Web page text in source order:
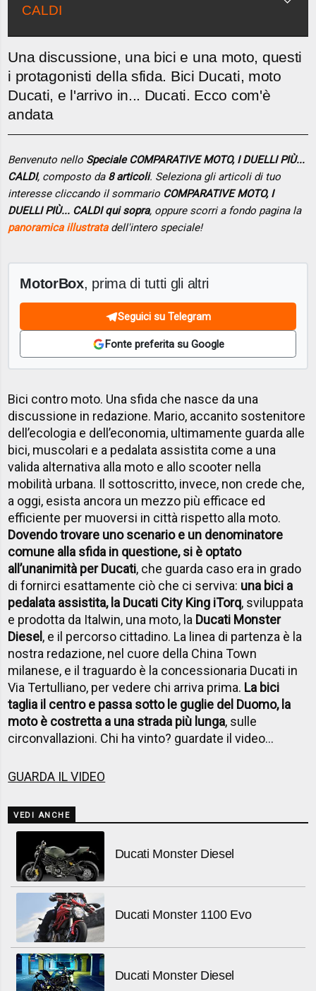
CALDI
Una discussione, una bici e una moto, questi
i protagonisti della sfida. Bici Ducati, moto
Ducati, e l'arrivo in... Ducati. Ecco com'è
andata
Benvenuto nello Speciale COMPARATIVE MOTO, I DUELLI PIÙ...
CALDI, composto da 8 articoli. Seleziona gli articoli di tuo
interesse cliccando il sommario COMPARATIVE MOTO, I
DUELLI PIÙ... CALDI qui sopra, oppure scorri a fondo pagina la
panoramica illustratadell'intero speciale!
MotorBox, prima di tutti gli altri
Seguici su Telegram
Fonte preferita su Google
Bici contro moto. Una sfida che nasce da una
discussione in redazione. Mario, accanito sostenitore
dell’ecologia e dell’economia, ultimamente guarda alle
bici, muscolari e a pedalata assistita come a una
valida alternativa alla moto e allo scooter nella
mobilità urbana. Il sottoscritto, invece, non crede che,
a oggi, esista ancora un mezzo più efficace ed
efficiente per muoversi in città rispetto alla moto.
Dovendo trovare uno scenario e un denominatore
comune alla sfida in questione, si è optato
all’unanimità per Ducati, che guarda caso era in grado
di fornirci esattamente ciò che ci serviva: una bici a
pedalata assistita, la Ducati City King iTorq, sviluppata
e prodotta da Italwin, una moto, la Ducati Monster
Diesel , e il percorso cittadino. La linea di partenza è la
nostra redazione, nel cuore della China Town
milanese, e il traguardo è la concessionaria Ducati in
Via Tertulliano, per vedere chi arriva prima. La bici
taglia il centro e passa sotto le guglie del Duomo, la
moto è costretta a una strada più lunga, sulle
circonvallazioni. Chi ha vinto? guardate il video...
GUARDA IL VIDEO
VEDI ANCHE
Ducati Monster Diesel
Ducati Monster 1100 Evo
Ducati Monster Diesel